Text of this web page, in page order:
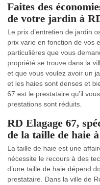
Faites des
de votre jardin à
Le prix d’entretien de jardin
prix varie en fonction de vos
particulières que vous
propriété se trouve dans la
et que vous voulez avoir un
et les haies sont denses et
67 est le prestataire qu’il
prestations sont réduits.
RD Elagage 67,
de la taille de haie
La taille de haie est une
nécessite le recours à des
d’une taille de haie dépend
prestataire. Dans la ville de